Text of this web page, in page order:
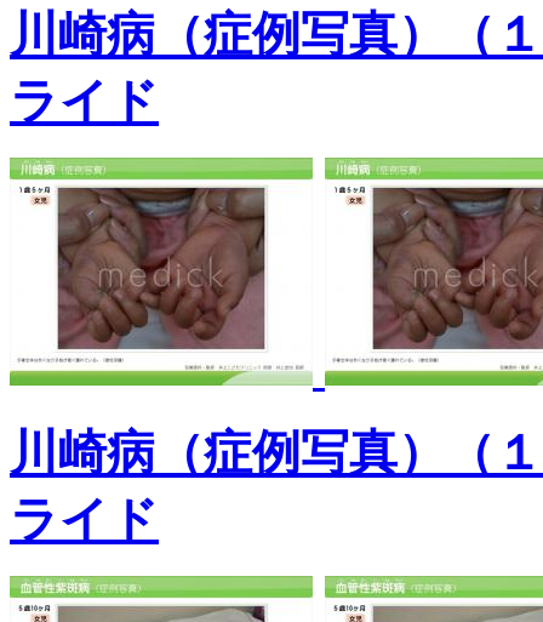
川崎病（症例写真）（
ライド
川崎病（症例写真）（
ライド